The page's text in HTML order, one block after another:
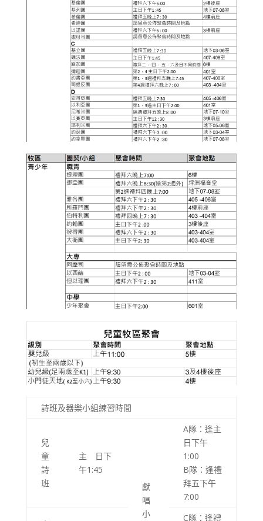
詩班及器樂小組練習時間
兒
童
詩
班
主 日下
午1:45
獻
唱
小
A隊：逢主
日下午
1:00
B隊：逢禮
拜五下午
7:00
C隊：逢禮